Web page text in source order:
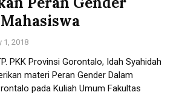
1, 2018
PKK Provinsi Gorontalo, Idah Syahidah
materi Peran Gender Dalam
pada Kuliah Umum Fakultas